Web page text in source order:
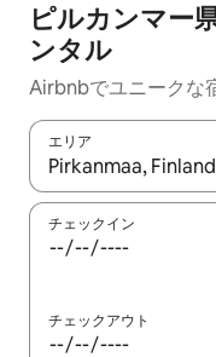
ピルカンマー
ンタル
Airbnbでユニークな
エリア
検索結果が表示され
チェックイン
チェックアウト